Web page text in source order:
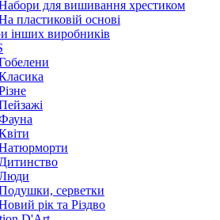
для вишивання хрестиком
пластиковій основі
інших виробників
Дитинство
серветки
рік та Різдво